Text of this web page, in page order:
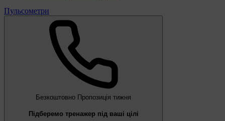
Пульсометри
Безкоштовно Пропозиція тижня
Підберемо тренажер під ваші цілі